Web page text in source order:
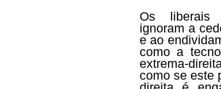
Os liberais
ignoram a
e ao
como a
extrema-
como se este